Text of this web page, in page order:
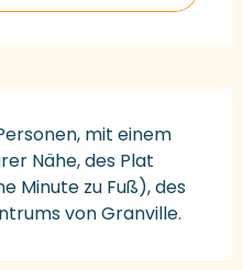
mit einem
Nähe, des Plat
Minute zu Fuß), des
von Granville.